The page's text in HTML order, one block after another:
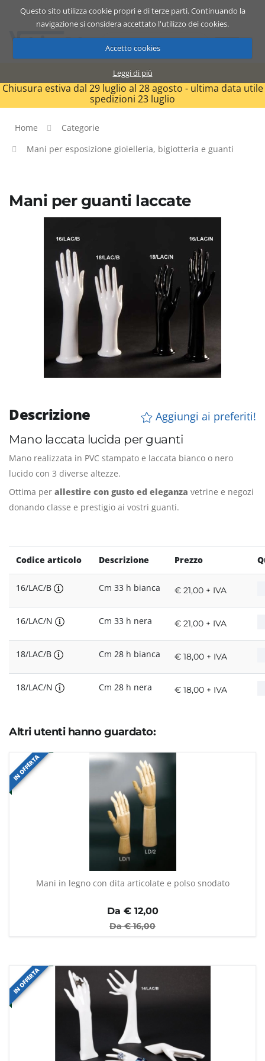
Questo sito utilizza cookie propri e di terze parti. Continuando la
navigazione si considera accettato l'utilizzo dei cookies.
Accetto cookies
Leggi di più
Catalogo Carrello ITA
Chiusura estiva dal 29 luglio al 28 agosto - ultima data utile
spedizioni 23 luglio
Home
Categorie
Mani per esposizione gioielleria, bigiotteria e guanti
Mani per guanti laccate
Descrizione
Aggiungi ai preferiti!
Mano laccata lucida per guanti
Mano realizzata in PVC stampato e laccata bianco o nero
lucido con 3 diverse altezze.
Ottima per allestire con gusto ed eleganza vetrine e negozi
donando classe e prestigio ai vostri guanti.
Codice articolo Descrizione Prezzo
16/LAC/B Cm 33 h bianca € 21,00 + IVA
16/LAC/N Cm 33 h nera € 21,00 + IVA
18/LAC/B Cm 28 h bianca € 18,00 + IVA
18/LAC/N Cm 28 h nera € 18,00 + IVA
Altri utenti hanno guardato:
IN OFFERTA
Mani in legno con dita articolate e polso snodato
Da €12,00
Da €16,00
IN OFFERTA